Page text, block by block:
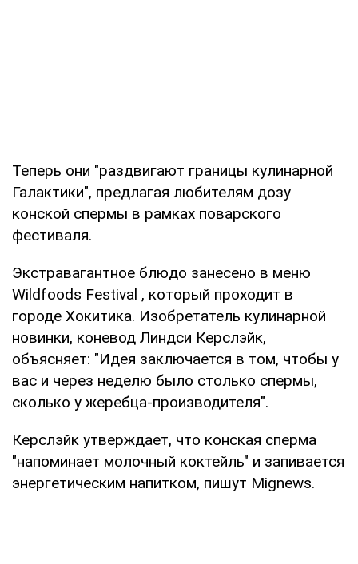
Теперь они "раздвигают границы кулинарной
Галактики", предлагая любителям дозу
конской спермы в рамках поварского
фестиваля.
Экстравагантное блюдо занесено в меню
Wildfoods Festival , который проходит в
городе Хокитика. Изобретатель кулинарной
новинки, коневод Линдси Керслэйк,
объясняет: "Идея заключается в том, чтобы у
вас и через неделю было столько спермы,
сколько у жеребца-производителя".
Керслэйк утверждает, что конская сперма
"напоминает молочный коктейль" и запивается
энергетическим напитком, пишут Mignews.